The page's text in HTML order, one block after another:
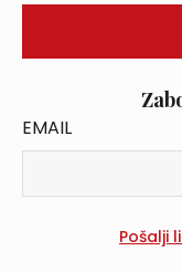
EMAIL